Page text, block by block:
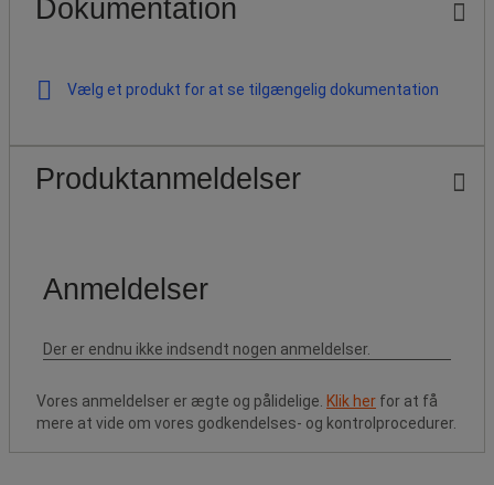
Dokumentation
Vælg et produkt for at se tilgængelig dokumentation
Produktanmeldelser
Vores anmeldelser er ægte og pålidelige. Klik her for at få
mere at vide om vores godkendelses- og kontrolprocedurer.